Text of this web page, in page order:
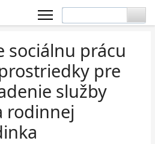
sociálnu prácu
pre
služby
rodinnej